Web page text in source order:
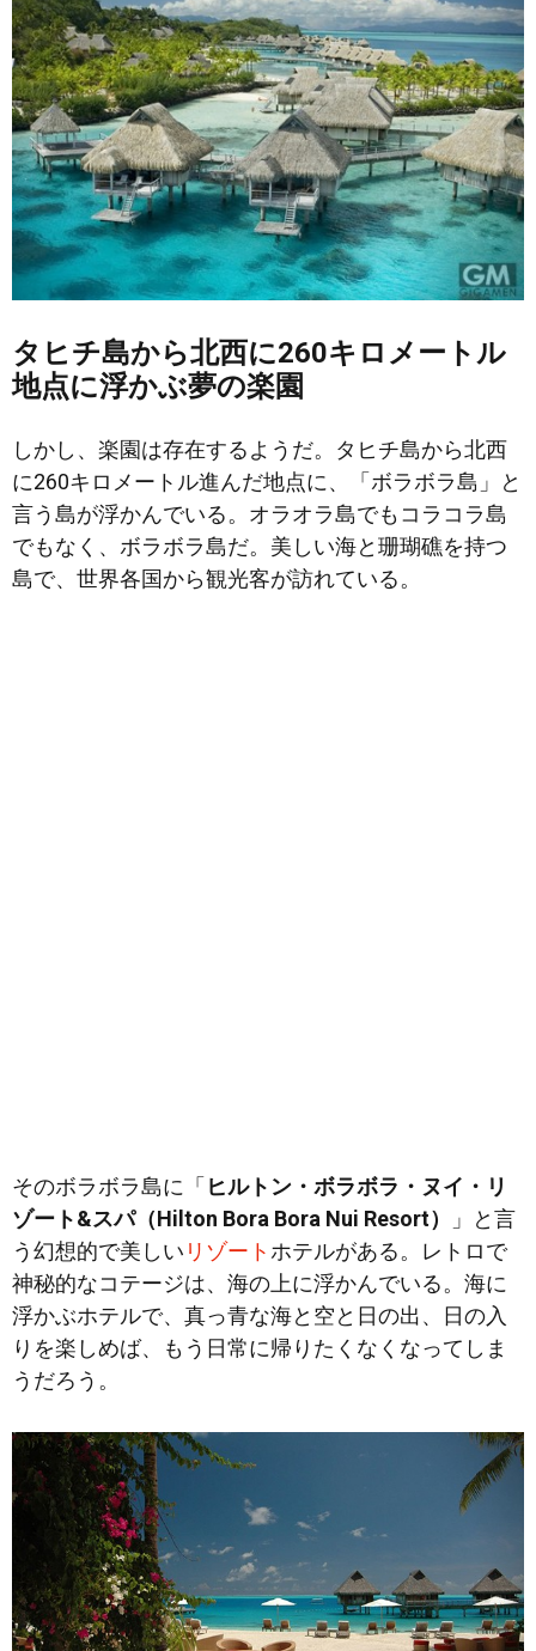
タヒチ島から北西に260キロメートル
地点に浮かぶ夢の楽園
しかし、楽園は存在するようだ。タヒチ島から北西
に260キロメートル進んだ地点に、「ボラボラ島」と
言う島が浮かんでいる。オラオラ島でもコラコラ島
でもなく、ボラボラ島だ。美しい海と珊瑚礁を持つ
島で、世界各国から観光客が訪れている。
そのボラボラ島に「ヒルトン・ボラボラ・ヌイ・リ
ゾート&スパ（Hilton Bora Bora Nui Resort）
」と言
う幻想的で美しい リゾート ホテルがある。レトロで
神秘的なコテージは、海の上に浮かんでいる。海に
浮かぶホテルで、真っ青な海と空と日の出、日の入
りを楽しめば、もう日常に帰りたくなくなってしま
うだろう。